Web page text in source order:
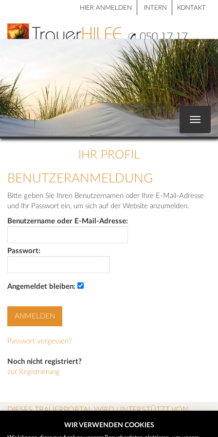
HIER ANMELDEN INTERN KONTAKT
Toggle
IHR PROFIL
BENUTZERANMELDUNG
Bitte geben Sie Ihren Benutzernamen oder Ihre E-Mail-Adresse
und Ihr Passwort ein, um sich auf der Website anzumelden.
Benutzername oder E-Mail-Adresse:
Passwort:
Angemeldet bleiben:
Passwort vergessen?
Noch nicht registriert?
zur Registrierung
DIESES TRAUERPORTAL WIRD UNTERSTÜTZT VON
WIR VERWENDEN COOKIES